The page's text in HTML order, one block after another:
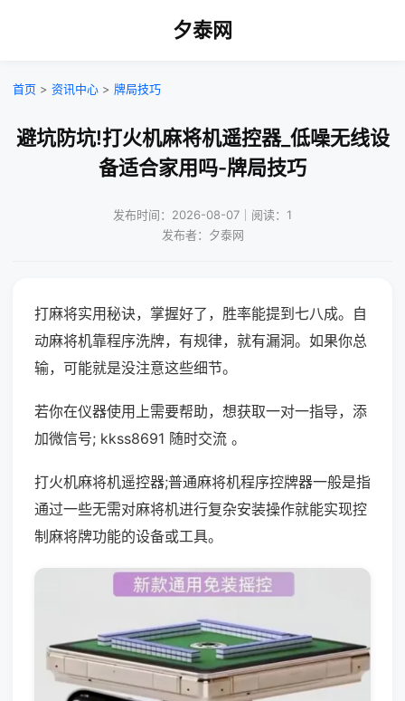
夕泰网
首页 > 资讯中心 > 牌局技巧
避坑防坑!打火机麻将机遥控器_低噪无线设
备适合家用吗-牌局技巧
发布时间：2026-08-07｜阅读：1
发布者：夕泰网
打麻将实用秘诀，掌握好了，胜率能提到七八成。自
动麻将机靠程序洗牌，有规律，就有漏洞。如果你总
输，可能就是没注意这些细节。
若你在仪器使用上需要帮助，想获取一对一指导，添
加微信号; kkss8691 随时交流 。
打火机麻将机遥控器;普通麻将机程序控牌器一般是指
通过一些无需对麻将机进行复杂安装操作就能实现控
制麻将牌功能的设备或工具。